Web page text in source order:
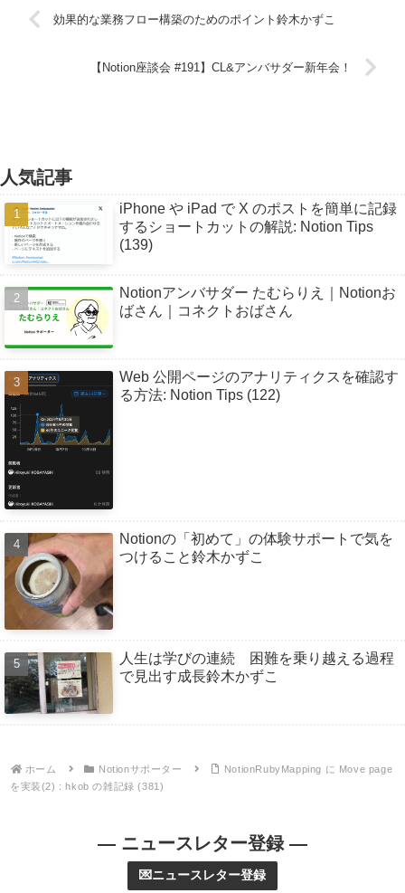
効果的な業務フロー構築のためのポイント鈴木かずこ
【Notion座談会 #191】CL&アンバサダー新年会！
人気記事
iPhone や iPad で X のポストを簡単に記録
するショートカットの解説: Notion Tips
(139)
Notionアンバサダー たむらりえ｜Notionお
ばさん｜コネクトおばさん
Web 公開ページのアナリティクスを確認す
る方法: Notion Tips (122)
Notionの「初めて」の体験サポートで気を
つけること鈴木かずこ
人生は学びの連続 困難を乗り越える過程
で見出す成長鈴木かずこ
ホーム Notionサポーター
NotionRubyMapping に Move page
を実装(2) : hkob の雑記録 (381)
— ニュースレター登録 —
💌ニュースレター登録